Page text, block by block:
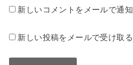
新しいコメントをメールで通知
新しい投稿をメールで受け取る